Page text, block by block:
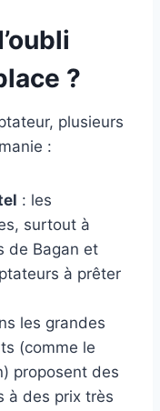
?
plusieurs
:
: les
surtout à
de Bagan et
à prêter
les grandes
(comme le
proposent des
à des prix très